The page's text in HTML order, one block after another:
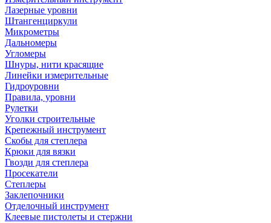
Лазерные уровни
Штангенциркули
Микрометры
Дальномеры
Угломеры
Шнуры, нити красящие
Линейки измерительные
Гидроуровни
Правила, уровни
Рулетки
Уголки строительные
Крепежный инструмент
Скобы для степлера
Крюки для вязки
Гвозди для степлера
Просекатели
Степлеры
Заклепочники
Отделочный инструмент
Клеевые пистолеты и стержни